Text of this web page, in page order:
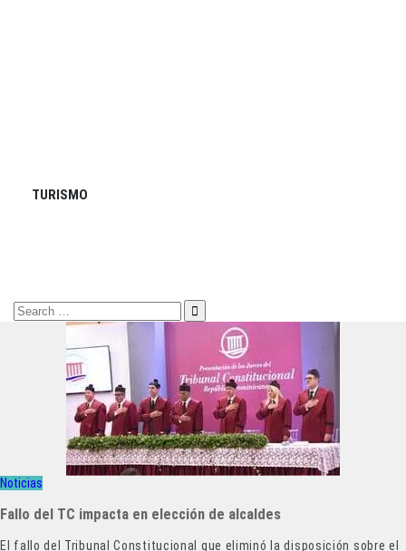
TURISMO
Search
for:
Noticias
Fallo del TC impacta en elección de alcaldes
El fallo del Tribunal Constitucional que eliminó la disposición sobre el